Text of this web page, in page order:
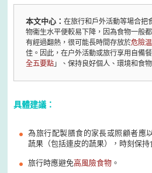
本文中心：在旅行和戶外活動等場合把
物衞生水平便較易下降，因為食物一般
有經過翻熱，很可能長時間存放於危險
佳。因此，在户外活動或旅行享用自備
全五要點 」、保持良好個人、環境和食物
具體建議：
為旅行配製膳食的家長或照顧者應
蔬果（包括連皮的蔬果），時刻保持
旅行時應避免高風險食物 。